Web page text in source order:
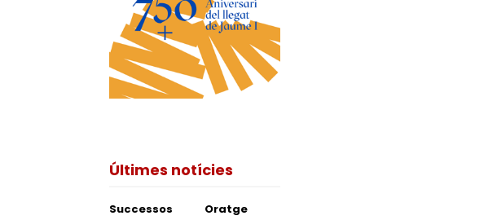
Últimes notícies
Successos Oratge